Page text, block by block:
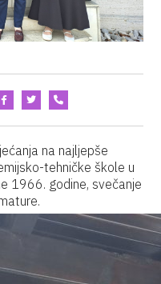
na najljepše
tehničke škole u
1966. godine, svečanje